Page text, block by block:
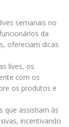
semanais no
da
ofereciam dicas
lives, os
com os
os produtos e
que assistiam às
incentivando